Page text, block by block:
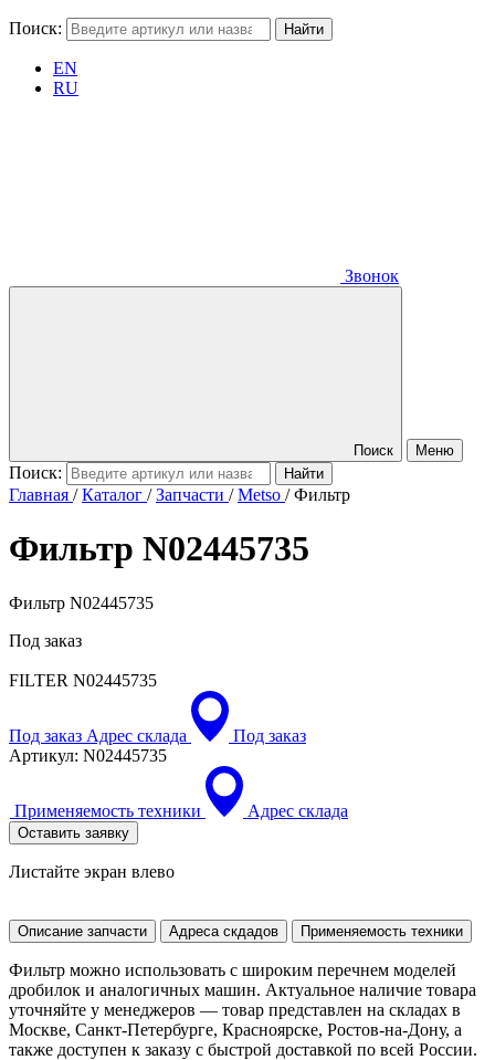
Поиск:
EN
RU
Звонок
Поиск Меню
Поиск:
Главная /Каталог /Запчасти /Metso /Фильтр
Фильтр N02445735
Фильтр N02445735
Под заказ
FILTER N02445735
Под заказ Адрес склада
Под заказ
Артикул: N02445735
Применяемость техники Адрес склада
Оставить заявку
Листайте экран влево
Описание запчасти Адреса скдадов Применяемость техники
Фильтр можно использовать с широким перечнем моделей
дробилок и аналогичных машин. Актуальное наличие товара
уточняйте у менеджеров — товар представлен на складах в
Москве, Санкт-Петербурге, Красноярске, Ростов-на-Дону, а
также доступен к заказу с быстрой доставкой по всей России.